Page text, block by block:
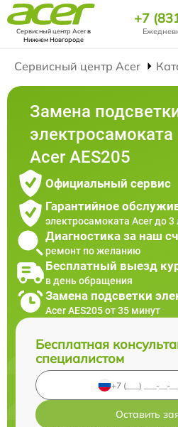
Сервисный центр Acerв
Нижнем Новгороде
+7
Сервисный центр Acer
Замена
электросамоката
Acer AES205
Официальный сервис
Гарантийное
электросамоката Acer до 3
Диагностика за наш
ремонт по желанию
Бесплатный выезд
в день обращения
Замена подсветки
Acer AES205 от 35 минут
Бесплатная
специалистом
Оставить